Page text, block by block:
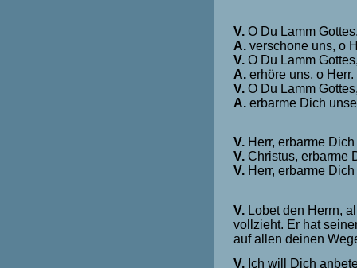
V. O Du Lamm
A. verschone uns, o
V. O Du Lamm
A. erhöre uns, o Herr.
V. O Du Lamm
A. erbarme Dich
V. Herr, erbarme
V. Christus, erbarme
V. Herr, erbarme
V. Lobet den Herrn,
vollzieht. Er hat
auf allen deinen
V. Ich will Dich